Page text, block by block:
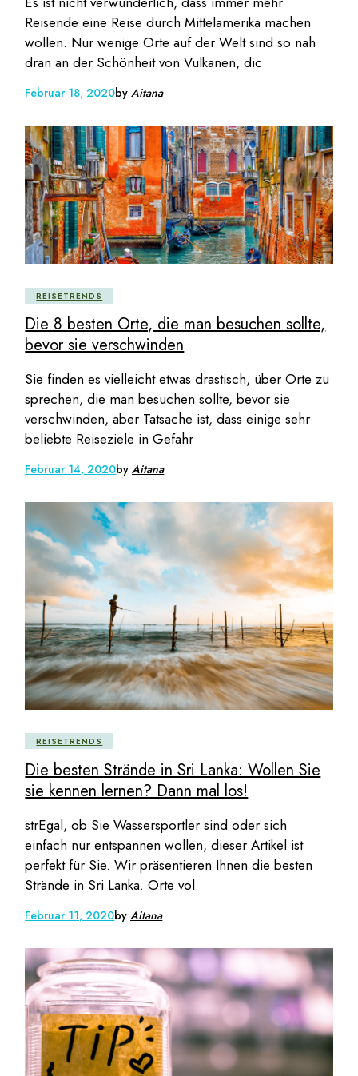
Reisende eine Reise durch Mittelamerika machen
wollen. Nur wenige Orte auf der Welt sind so nah
dran an der Schönheit von Vulkanen, dic
Februar 18, 2020byAitana
REISETRENDS
Die 8 besten Orte, die man besuchen sollte,
bevor sie verschwinden
Sie finden es vielleicht etwas drastisch, über Orte zu
sprechen, die man besuchen sollte, bevor sie
verschwinden, aber Tatsache ist, dass einige sehr
beliebte Reiseziele in Gefahr
Februar 14, 2020byAitana
REISETRENDS
Die besten Strände in Sri Lanka: Wollen Sie
sie kennen lernen? Dann mal los!
strEgal, ob Sie Wassersportler sind oder sich
einfach nur entspannen wollen, dieser Artikel ist
perfekt für Sie. Wir präsentieren Ihnen die besten
Strände in Sri Lanka. Orte vol
Februar 11, 2020byAitana